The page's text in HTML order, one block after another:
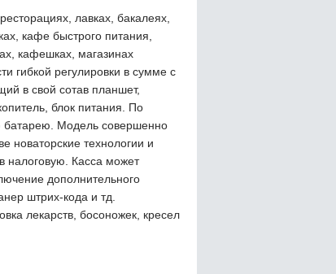
лавках, бакалеях,
кафе быстрого питания,
кафешках, магазинах
гибкой регулировки в сумме с
в свой сотав планшет,
блок питания. По
батарею. Модель совершенно
новаторские технологии и
налоговую. Касса может
дополнительного
штрих-кода и тд.
лекарств, босоножек, кресел